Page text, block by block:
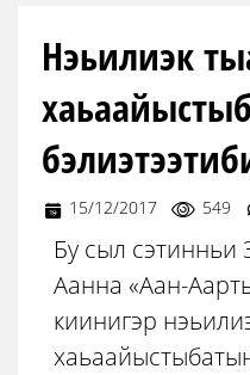
Нэьилиэк
15/12/2017 549
Бу сыл сэтинньи
Аанна «Аан-
киинигэр